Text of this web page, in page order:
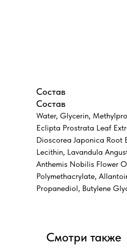
Состав
Состав
Water, Glycerin,
Eclipta Prostrata Leaf
Dioscorea Japonica
Lecithin, Lavandula
Anthemis Nobilis Flower
Polymethacrylate,
Propanediol, Butylene
Смотри также